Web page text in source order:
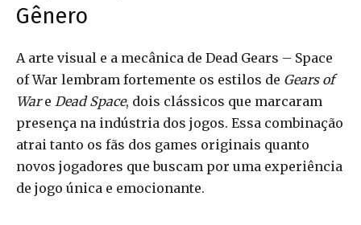
Gênero
A arte visual e a mecânica de Dead Gears – Space
of War lembram fortemente os estilos de Gears of
Ware Dead Space, dois clássicos que marcaram
presença na indústria dos jogos. Essa combinação
atrai tanto os fãs dos games originais quanto
novos jogadores que buscam por uma experiência
de jogo única e emocionante.